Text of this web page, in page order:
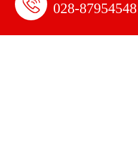
028-87954548